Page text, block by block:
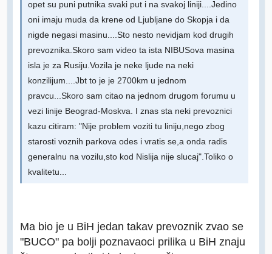
opet su puni putnika svaki put i na svakoj liniji....Jedino
oni imaju muda da krene od Ljubljane do Skopja i da
nigde negasi masinu....Sto nesto nevidjam kod drugih
prevoznika.Skoro sam video ta ista NIBUSova masina
isla je za Rusiju.Vozila je neke ljude na neki
konzilijum....Jbt to je je 2700km u jednom
pravcu...Skoro sam citao na jednom drugom forumu u
vezi linije Beograd-Moskva. I znas sta neki prevoznici
kazu citiram: "Nije problem voziti tu liniju,nego zbog
starosti voznih parkova odes i vratis se,a onda radis
generalnu na vozilu,sto kod Nislija nije slucaj".Toliko o
kvalitetu...
Ma bio je u BiH jedan takav prevoznik zvao se
"BUCO" pa bolji poznavaoci prilika u BiH znaju